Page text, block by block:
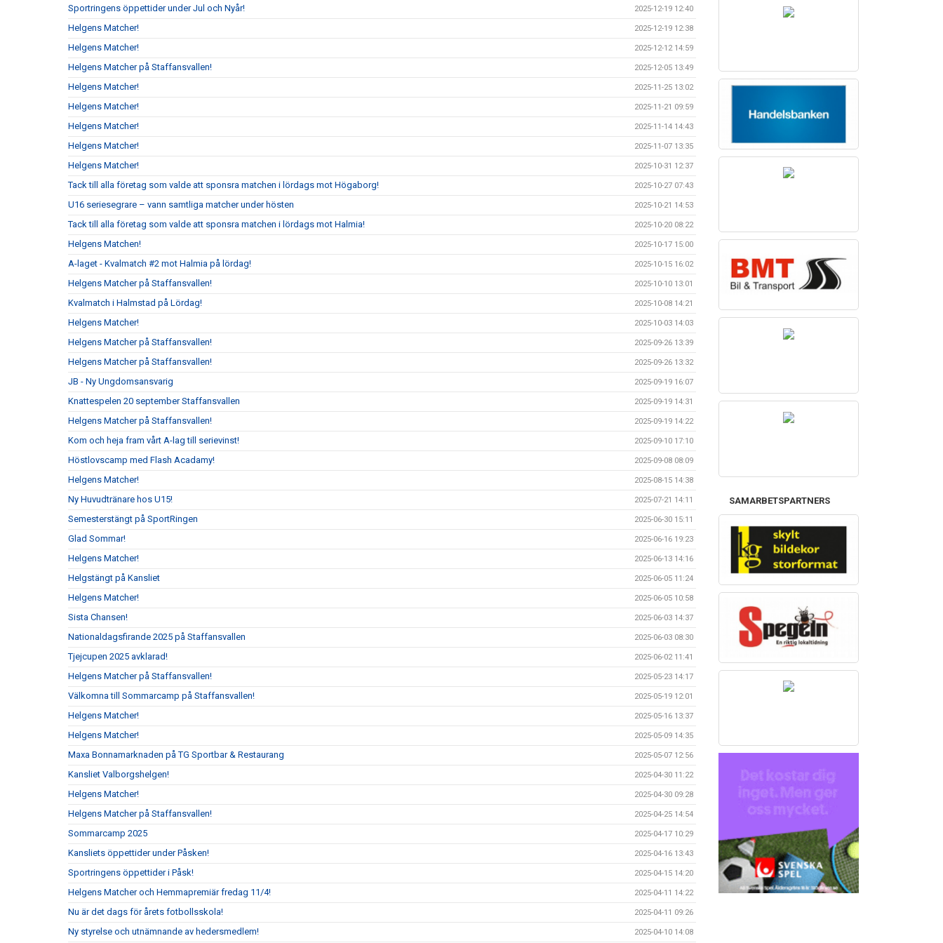
Sportringens öppettider under Jul och Nyår! 2025-12-19 12:40
Helgens Matcher! 2025-12-19 12:38
Helgens Matcher! 2025-12-12 14:59
Helgens Matcher på Staffansvallen! 2025-12-05 13:49
Helgens Matcher! 2025-11-25 13:02
Helgens Matcher! 2025-11-21 09:59
Helgens Matcher! 2025-11-14 14:43
Helgens Matcher! 2025-11-07 13:35
Helgens Matcher! 2025-10-31 12:37
Tack till alla företag som valde att sponsra matchen i lördags mot Högaborg! 2025-10-27 07:43
U16 seriesegrare – vann samtliga matcher under hösten 2025-10-21 14:53
Tack till alla företag som valde att sponsra matchen i lördags mot Halmia! 2025-10-20 08:22
Helgens Matchen! 2025-10-17 15:00
A-laget - Kvalmatch #2 mot Halmia på lördag! 2025-10-15 16:02
Helgens Matcher på Staffansvallen! 2025-10-10 13:01
Kvalmatch i Halmstad på Lördag! 2025-10-08 14:21
Helgens Matcher! 2025-10-03 14:03
Helgens Matcher på Staffansvallen! 2025-09-26 13:39
Helgens Matcher på Staffansvallen! 2025-09-26 13:32
JB - Ny Ungdomsansvarig 2025-09-19 16:07
Knattespelen 20 september Staffansvallen 2025-09-19 14:31
Helgens Matcher på Staffansvallen! 2025-09-19 14:22
Kom och heja fram vårt A-lag till serievinst! 2025-09-10 17:10
Höstlovscamp med Flash Acadamy! 2025-09-08 08:09
Helgens Matcher! 2025-08-15 14:38
Ny Huvudtränare hos U15! 2025-07-21 14:11
Semesterstängt på SportRingen 2025-06-30 15:11
Glad Sommar! 2025-06-16 19:23
Helgens Matcher! 2025-06-13 14:16
Helgstängt på Kansliet 2025-06-05 11:24
Helgens Matcher! 2025-06-05 10:58
Sista Chansen! 2025-06-03 14:37
Nationaldagsfirande 2025 på Staffansvallen 2025-06-03 08:30
Tjejcupen 2025 avklarad! 2025-06-02 11:41
Helgens Matcher på Staffansvallen! 2025-05-23 14:17
Välkomna till Sommarcamp på Staffansvallen! 2025-05-19 12:01
Helgens Matcher! 2025-05-16 13:37
Helgens Matcher! 2025-05-09 14:35
Maxa Bonnamarknaden på TG Sportbar & Restaurang 2025-05-07 12:56
Kansliet Valborgshelgen! 2025-04-30 11:22
Helgens Matcher! 2025-04-30 09:28
Helgens Matcher på Staffansvallen! 2025-04-25 14:54
Sommarcamp 2025 2025-04-17 10:29
Kansliets öppettider under Påsken! 2025-04-16 13:43
Sportringens öppettider i Påsk! 2025-04-15 14:20
Helgens Matcher och Hemmapremiär fredag 11/4! 2025-04-11 14:22
Nu är det dags för årets fotbollsskola! 2025-04-11 09:26
Ny styrelse och utnämnande av hedersmedlem! 2025-04-10 14:08
SAMARBETSPARTNERS